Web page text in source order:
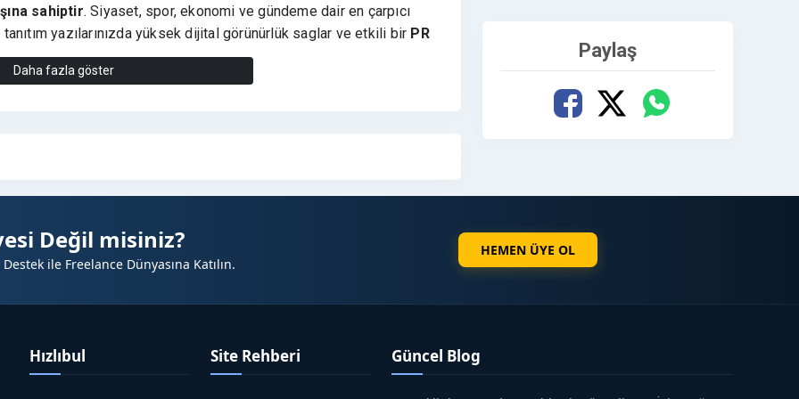
sahiptir. Siyaset, spor, ekonomi ve gündeme dair en çarpıcı
yazılarınızda yüksek dijital görünürlük saglar ve etkili bir PR
?
Daha fazla göster
Paylaş
Değil misiniz?
ile Freelance Dünyasına Katılın.
HEMEN ÜYE OL
Hızlıbul Site Rehberi Güncel Blog